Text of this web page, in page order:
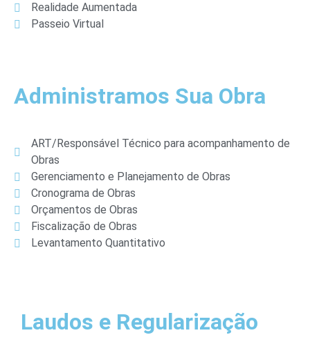
Realidade Aumentada
Passeio Virtual
Administramos Sua Obra
ART/Responsável Técnico para acompanhamento de
Obras
Gerenciamento e Planejamento de Obras
Cronograma de Obras
Orçamentos de Obras
Fiscalização de Obras
Levantamento Quantitativo
Laudos e Regularização